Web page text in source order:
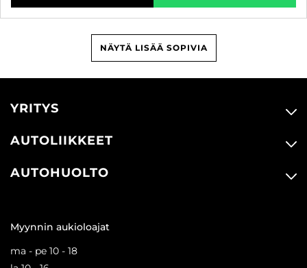
NÄYTÄ LISÄÄ SOPIVIA
YRITYS
AUTOLIIKKEET
AUTOHUOLTO
Myynnin aukioloajat
ma - pe 10 - 18